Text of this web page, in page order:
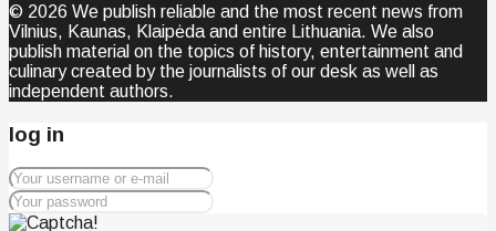
© 2026 We publish reliable and the most recent news from
Vilnius, Kaunas, Klaipėda and entire Lithuania. We also
publish material on the topics of history, entertainment and
culinary created by the journalists of our desk as well as
independent authors.
log in